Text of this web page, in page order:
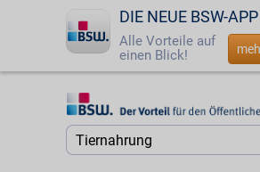
DIE NEUE BSW-APP
Alle Vorteile auf
einen Blick!
Startseite
Jetzt BSW-Mitglied werden
Startseite